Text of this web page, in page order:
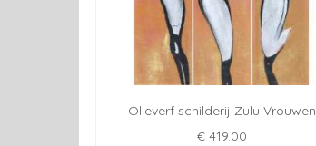
Olieverf schilderij Zulu Vrouwen
€ 419.00